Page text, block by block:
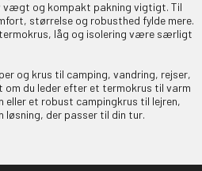
vægt og kompakt pakning vigtigt. Til
størrelse og robusthed fylde mere.
låg og isolering være særligt
og krus til camping, vandring, rejser,
du leder efter et termokrus til varm
et robust campingkrus til lejren,
løsning, der passer til din tur.